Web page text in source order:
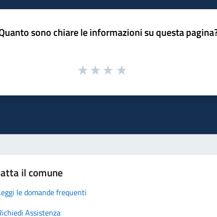
sono chiare le informazioni su questa
il comune
le domande frequenti
Assistenza